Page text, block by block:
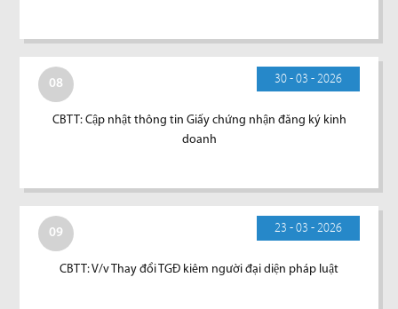
08 30 - 03 - 2026
CBTT: Cập nhật thông tin Giấy chứng nhận đăng ký kinh
doanh
09 23 - 03 - 2026
CBTT: V/v Thay đổi TGĐ kiêm người đại diện pháp luật